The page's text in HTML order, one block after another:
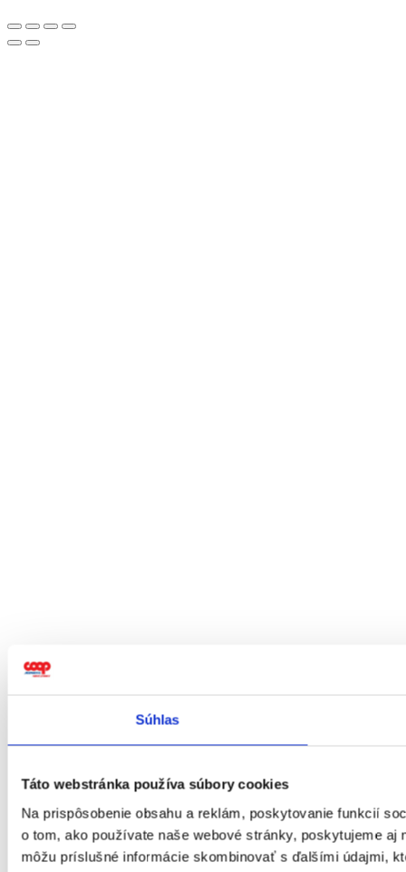
Súhlas
Táto webstránka používa súbory cookies
Na prispôsobenie obsahu a reklám, poskytovanie funkcií
o tom, ako používate naše webové stránky, poskytujeme
môžu príslušné informácie skombinovať s ďalšími údajmi,